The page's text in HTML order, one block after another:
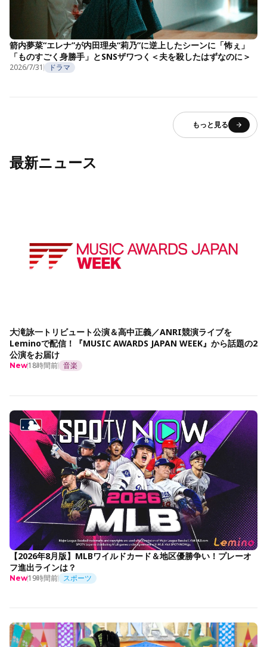
箭内夢菜“エレナ”が内田理央“莉乃”に逆上したシーンに「怖ぇ」
「ものすごく身勝手」とSNSザワつく＜夫を殺したはずなのに＞
2026/7/31 ドラマ
もっと見る
最新ニュース
大滝詠一トリビュート公演＆高中正義／ANRI競演ライブを
Leminoで配信！『MUSIC AWARDS JAPAN WEEK』から話題の2
公演をお届け
New18時間前 音楽
【2026年8月版】MLBワイルドカード＆地区優勝争い！プレーオ
フ進出ラインは？
New19時間前 スポーツ